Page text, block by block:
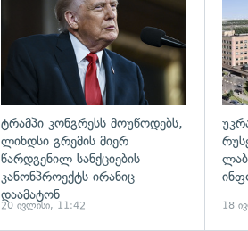
ტრამპი კონგრესს მოუწოდებს,
ლინდსი გრემის მიერ
წარდგენილ სანქციების
კანონპროექტს ირანიც
დაამატონ
20 ივლისი, 11:42 18